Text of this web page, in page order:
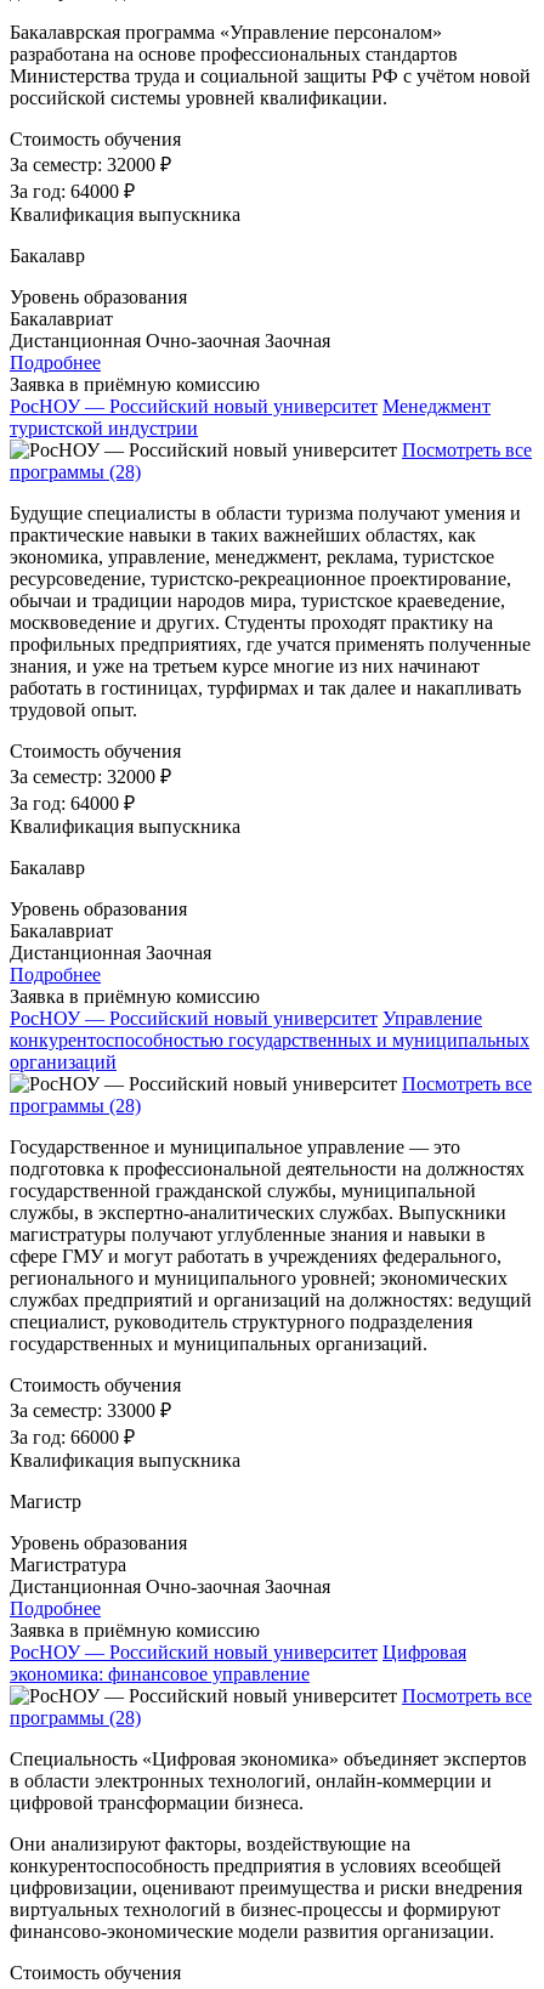
Бакалаврская программа «Управление персоналом»
разработана на основе профессиональных стандартов
Министерства труда и социальной защиты РФ с учётом новой
российской системы уровней квалификации.
Стоимость обучения
За семестр: 32000 ₽
За год: 64000 ₽
Квалификация выпускника
Бакалавр
Уровень образования
Бакалавриат
Дистанционная Очно-заочная Заочная
Подробнее
Заявка в приёмную комиссию
РосНОУ — Российский новый университет Менеджмент
туристской индустрии
Посмотреть все
программы (28)
Будущие специалисты в области туризма получают умения и
практические навыки в таких важнейших областях, как
экономика, управление, менеджмент, реклама, туристское
ресурсоведение, туристско-рекреационное проектирование,
обычаи и традиции народов мира, туристское краеведение,
москвоведение и других. Студенты проходят практику на
профильных предприятиях, где учатся применять полученные
знания, и уже на третьем курсе многие из них начинают
работать в гостиницах, турфирмах и так далее и накапливать
трудовой опыт.
Стоимость обучения
За семестр: 32000 ₽
За год: 64000 ₽
Квалификация выпускника
Бакалавр
Уровень образования
Бакалавриат
Дистанционная Заочная
Подробнее
Заявка в приёмную комиссию
РосНОУ — Российский новый университет Управление
конкурентоспособностью государственных и муниципальных
организаций
Посмотреть все
программы (28)
Государственное и муниципальное управление — это
подготовка к профессиональной деятельности на должностях
государственной гражданской службы, муниципальной
службы, в экспертно-аналитических службах. Выпускники
магистратуры получают углубленные знания и навыки в
сфере ГМУ и могут работать в учреждениях федерального,
регионального и муниципального уровней; экономических
службах предприятий и организаций на должностях: ведущий
специалист, руководитель структурного подразделения
государственных и муниципальных организаций.
Стоимость обучения
За семестр: 33000 ₽
За год: 66000 ₽
Квалификация выпускника
Магистр
Уровень образования
Магистратура
Дистанционная Очно-заочная Заочная
Подробнее
Заявка в приёмную комиссию
РосНОУ — Российский новый университет Цифровая
экономика: финансовое управление
Посмотреть все
программы (28)
Специальность «Цифровая экономика» объединяет экспертов
в области электронных технологий, онлайн-коммерции и
цифровой трансформации бизнеса.
Они анализируют факторы, воздействующие на
конкурентоспособность предприятия в условиях всеобщей
цифровизации, оценивают преимущества и риски внедрения
виртуальных технологий в бизнес-процессы и формируют
финансово-экономические модели развития организации.
Стоимость обучения